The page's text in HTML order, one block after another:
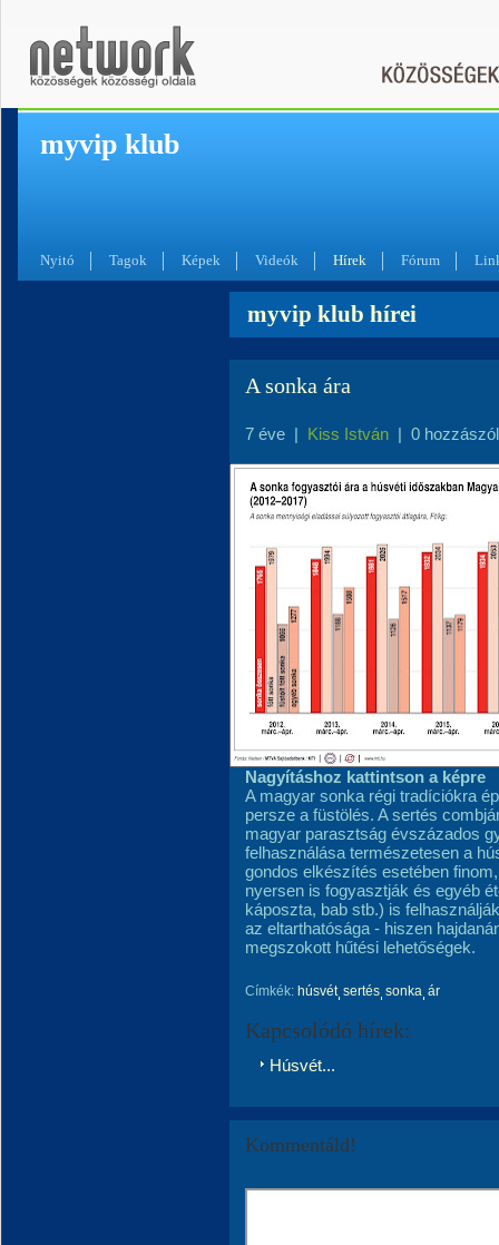
myvip klub
Nyitó Tagok Képek Videók Hírek Fórum
myvip klub hírei
A sonka ára
7 éve | Kiss István | 0
Nagyításhoz kattintson a képre
A magyar sonka régi tradíciókra
persze a füstölés. A sertés
magyar parasztság évszázados
felhasználása természetesen a
gondos elkészítés esetében
nyersen is fogyasztják és egyéb
káposzta, bab stb.) is
az eltarthatósága - hiszen
megszokott hűtési lehetőségek.
Címkék: húsvét sertés sonka ár
Kapcsolódó hírek:
Húsvét...
Kommentáld!